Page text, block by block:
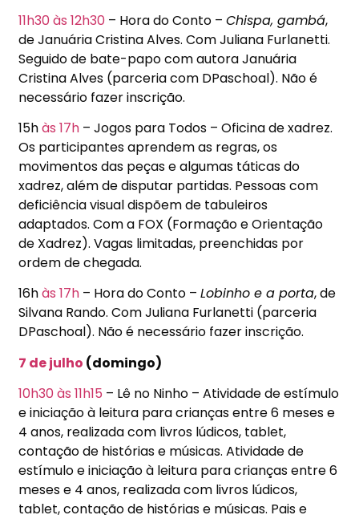
11h30às 12h30 – Hora do Conto –Chispa, gambá,
de Januária Cristina Alves. Com Juliana Furlanetti.
Seguido de bate-papo com autora Januária
Cristina Alves (parceria com DPaschoal). Não é
necessário fazer inscrição.
15hàs 17h – Jogos para Todos – Oficina de xadrez.
Os participantes aprendem as regras, os
movimentos das peças e algumas táticas do
xadrez, além de disputar partidas. Pessoas com
deficiência visual dispõem de tabuleiros
adaptados. Com a FOX (Formação e Orientação
de Xadrez). Vagas limitadas, preenchidas por
ordem de chegada.
16hàs 17h – Hora do Conto –Lobinho e a porta, de
Silvana Rando. Com Juliana Furlanetti (parceria
DPaschoal). Não é necessário fazer inscrição.
7 de julho (domingo)
10h30às 11h15 – Lê no Ninho – Atividade de estímulo
e iniciação à leitura para crianças entre 6 meses e
4 anos, realizada com livros lúdicos, tablet,
contação de histórias e músicas. Atividade de
estímulo e iniciação à leitura para crianças entre 6
meses e 4 anos, realizada com livros lúdicos,
tablet, contação de histórias e músicas. Pais e